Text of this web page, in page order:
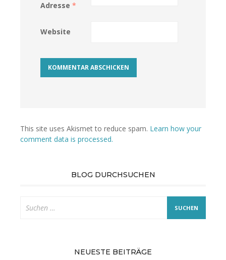
Adresse *
Website
This site uses Akismet to reduce spam. Learn how your
comment data is processed.
BLOG DURCHSUCHEN
nach:
NEUESTE BEITRÄGE